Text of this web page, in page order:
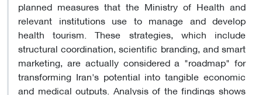
planned measures that the Ministry of Health and
relevant institutions use to manage and develop
health tourism. These strategies, which include
structural coordination, scientific branding, and smart
marketing, are actually considered a "roadmap" for
transforming Iran's potential into tangible economic
and medical outputs. Analysis of the findings shows